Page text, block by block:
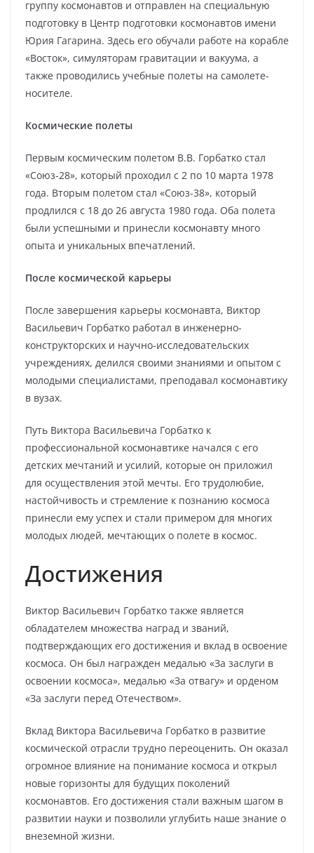
группу космонавтов и отправлен на специальную
подготовку в Центр подготовки космонавтов имени
Юрия Гагарина. Здесь его обучали работе на корабле
«Восток», симуляторам гравитации и вакуума, а
также проводились учебные полеты на самолете-
носителе.
Космические полеты
Первым космическим полетом В.В. Горбатко стал
«Союз-28», который проходил с 2 по 10 марта 1978
года. Вторым полетом стал «Союз-38», который
продлился с 18 до 26 августа 1980 года. Оба полета
были успешными и принесли космонавту много
опыта и уникальных впечатлений.
После космической карьеры
После завершения карьеры космонавта, Виктор
Васильевич Горбатко работал в инженерно-
конструкторских и научно-исследовательских
учреждениях, делился своими знаниями и опытом с
молодыми специалистами, преподавал космонавтику
в вузах.
Путь Виктора Васильевича Горбатко к
профессиональной космонавтике начался с его
детских мечтаний и усилий, которые он приложил
для осуществления этой мечты. Его трудолюбие,
настойчивость и стремление к познанию космоса
принесли ему успех и стали примером для многих
молодых людей, мечтающих о полете в космос.
Достижения
Виктор Васильевич Горбатко также является
обладателем множества наград и званий,
подтверждающих его достижения и вклад в освоение
космоса. Он был награжден медалью «За заслуги в
освоении космоса», медалью «За отвагу» и орденом
«За заслуги перед Отечеством».
Вклад Виктора Васильевича Горбатко в развитие
космической отрасли трудно переоценить. Он оказал
огромное влияние на понимание космоса и открыл
новые горизонты для будущих поколений
космонавтов. Его достижения стали важным шагом в
развитии науки и позволили углубить наше знание о
внеземной жизни.